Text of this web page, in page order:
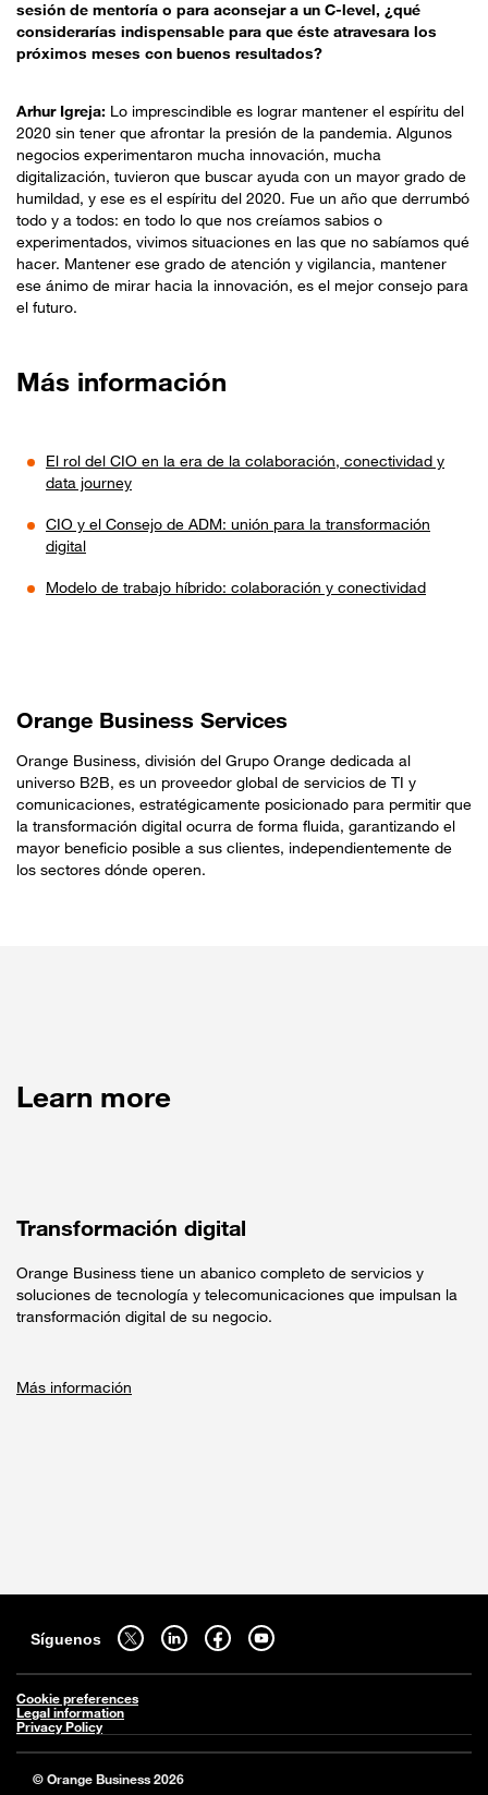
sesión de mentoría o para aconsejar a un C-level, ¿qué
considerarías indispensable para que éste atravesara los
próximos meses con buenos resultados?
Arhur Igreja: Lo imprescindible es lograr mantener el espíritu del
2020 sin tener que afrontar la presión de la pandemia. Algunos
negocios experimentaron mucha innovación, mucha
digitalización, tuvieron que buscar ayuda con un mayor grado de
humildad, y ese es el espíritu del 2020. Fue un año que derrumbó
todo y a todos: en todo lo que nos creíamos sabios o
experimentados, vivimos situaciones en las que no sabíamos qué
hacer. Mantener ese grado de atención y vigilancia, mantener
ese ánimo de mirar hacia la innovación, es el mejor consejo para
el futuro.
Más información
El rol del CIO en la era de la colaboración, conectividad y
data journey
CIO y el Consejo de ADM: unión para la transformación
digital
Modelo de trabajo híbrido: colaboración y conectividad
Orange Business Services
Orange Business, división del Grupo Orange dedicada al
universo B2B, es un proveedor global de servicios de TI y
comunicaciones, estratégicamente posicionado para permitir que
la transformación digital ocurra de forma fluida, garantizando el
mayor beneficio posible a sus clientes, independientemente de
los sectores dónde operen.
Learn more
Transformación digital
Orange Business tiene un abanico completo de servicios y
soluciones de tecnología y telecomunicaciones que impulsan la
transformación digital de su negocio.
Más información
Síguenos
síguenos en twitter - abrir en una nouvelle pestaña del navegador
síguenos en linkedin - abrir en una nouvelle pestaña del
síguenos en facebook - abrir en una nouvelle pestaña
síguenos en youtube - abrir en una nouvelle
Cookie preferences
Legal information
Privacy Policy
© Orange Business 2026